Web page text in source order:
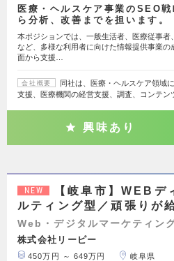
医療・ヘルスケア事業のSEO
ら分析、改善までを担います。
本ポジションでは、一般生活者、医療従事者
など、多様な利用者に向けた情報提供事業の
面から支援…
会社概要
同社は、医療・ヘルスケア領域
支援、医療機関の経営支援、調査、コンテン
興味あり
NEW
【岐阜市】WEB
ルティング型／頑張りが
Web・デジタルマーケティン
株式会社リーピー
450万円 ～ 649万円 岐阜県